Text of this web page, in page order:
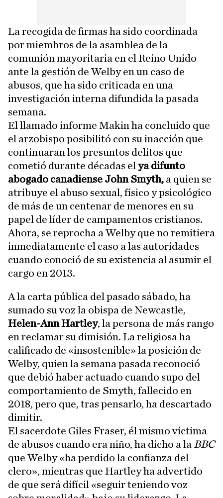
La recogida de firmas ha sido coordinada
por miembros de la asamblea de la
comunión mayoritaria en el Reino Unido
ante la gestión de Welby en un caso de
abusos, que ha sido criticada en una
investigación interna difundida la pasada
semana.
El llamado informe Makin ha concluido que
el arzobispo posibilitó con su inacción que
continuaran los presuntos delitos que
cometió durante décadas el ya difunto
abogado canadiense John Smyth, a quien se
atribuye el abuso sexual, físico y psicológico
de más de un centenar de menores en su
papel de líder de campamentos cristianos.
Ahora, se reprocha a Welby que no remitiera
inmediatamente el caso a las autoridades
cuando conoció de su existencia al asumir el
cargo en 2013.
A la carta pública del pasado sábado, ha
sumado su voz la obispa de Newcastle,
Helen-Ann Hartley, la persona de más rango
en reclamar su dimisión. La religiosa ha
calificado de «insostenible» la posición de
Welby, quien la semana pasada reconoció
que debió haber actuado cuando supo del
comportamiento de Smyth, fallecido en
2018, pero que, tras pensarlo, ha descartado
dimitir.
El sacerdote Giles Fraser, él mismo víctima
de abusos cuando era niño, ha dicho a la BBC
que Welby «ha perdido la confianza del
clero», mientras que Hartley ha advertido
de que será difícil «seguir teniendo voz